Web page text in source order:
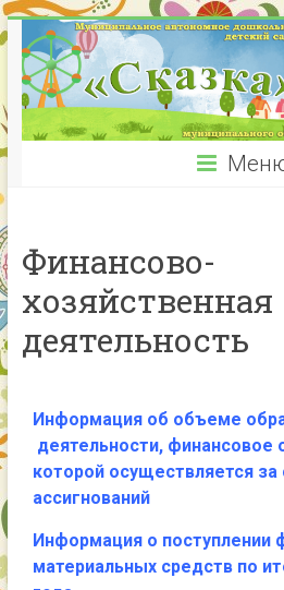
Финансово-
хозяйственная
деятельность
Информация об объеме
деятельности, финансовое
которой осуществляется
ассигнований
Информация о поступлении
материальных средств по